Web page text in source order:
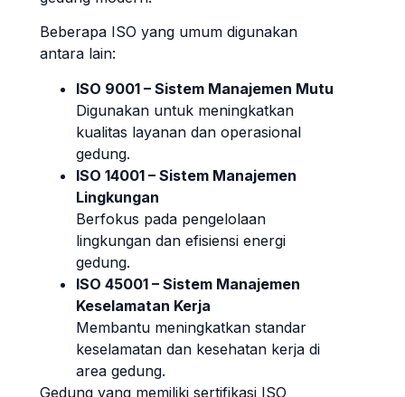
Beberapa ISO yang umum digunakan
antara lain:
ISO 9001 – Sistem Manajemen Mutu
Digunakan untuk meningkatkan
kualitas layanan dan operasional
gedung.
ISO 14001 – Sistem Manajemen
Lingkungan
Berfokus pada pengelolaan
lingkungan dan efisiensi energi
gedung.
ISO 45001 – Sistem Manajemen
Keselamatan Kerja
Membantu meningkatkan standar
keselamatan dan kesehatan kerja di
area gedung.
Gedung yang memiliki sertifikasi ISO